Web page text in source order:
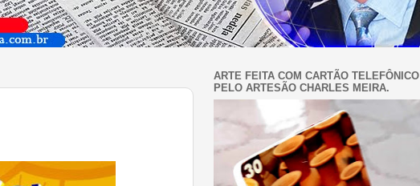
ARTE FEITA COM CARTÃO TELEFÔNICO
PELO ARTESÃO CHARLES MEIRA.